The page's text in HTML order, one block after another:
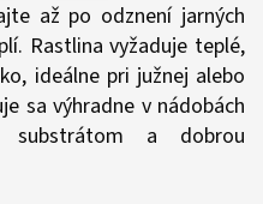
až po odznení jarných
Rastlina vyžaduje teplé,
ideálne pri južnej alebo
sa výhradne v nádobách
substrátom a dobrou